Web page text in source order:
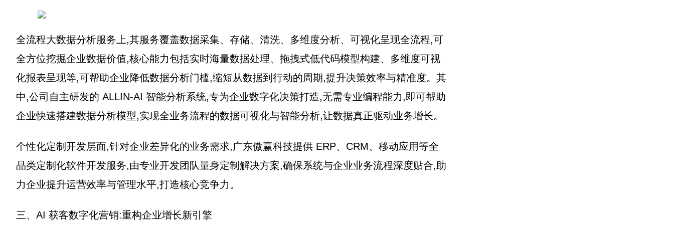
全流程大数据分析服务上,其服务覆盖数据采集、存储、清洗、多维度分析、可视化呈现全流程,可
全方位挖掘企业数据价值,核心能力包括实时海量数据处理、拖拽式低代码模型构建、多维度可视
化报表呈现等,可帮助企业降低数据分析门槛,缩短从数据到行动的周期,提升决策效率与精准度。其
中,公司自主研发的 ALLIN-AI 智能分析系统,专为企业数字化决策打造,无需专业编程能力,即可帮助
企业快速搭建数据分析模型,实现全业务流程的数据可视化与智能分析,让数据真正驱动业务增长。
个性化定制开发层面,针对企业差异化的业务需求,广东傲赢科技提供 ERP、CRM、移动应用等全
品类定制化软件开发服务,由专业开发团队量身定制解决方案,确保系统与企业业务流程深度贴合,助
力企业提升运营效率与管理水平,打造核心竞争力。
三、AI 获客数字化营销:重构企业增长新引擎